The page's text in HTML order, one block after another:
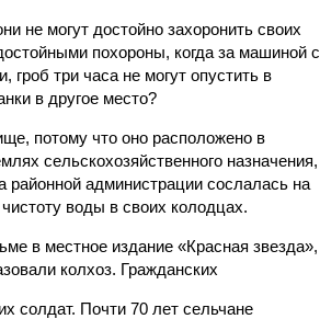
не могут достойно захоронить своих
похороны, когда за машиной с
три часа не могут опустить в
в другое место?
потому что оно расположено в
сельскохозяйственного назначения,
администрации сослалась на
воды в своих колодцах.
в местное издание «Красная звезда»,
колхоз. Гражданских
солдат. Почти 70 лет сельчане